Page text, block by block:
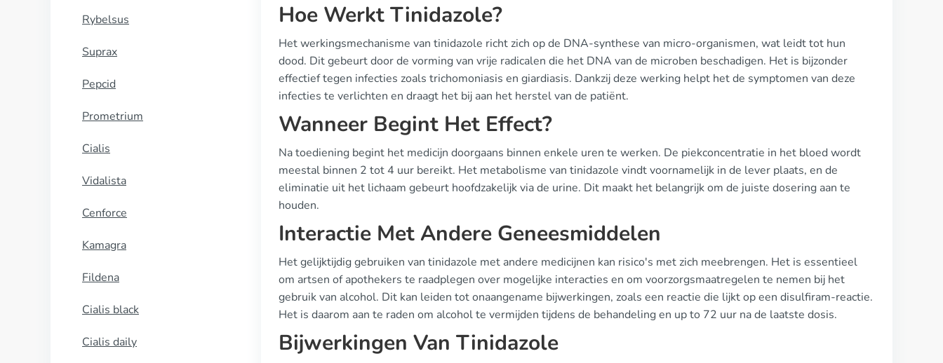
Rybelsus
Suprax
Pepcid
Prometrium
Cialis
Vidalista
Cenforce
Kamagra
Fildena
Cialis black
Cialis daily
Hoe Werkt Tinidazole?
Het werkingsmechanisme van tinidazole richt zich op de DNA-synthese van micro-organismen, wat leidt tot hun
dood. Dit gebeurt door de vorming van vrije radicalen die het DNA van de microben beschadigen. Het is bijzonder
effectief tegen infecties zoals trichomoniasis en giardiasis. Dankzij deze werking helpt het de symptomen van deze
infecties te verlichten en draagt het bij aan het herstel van de patiënt.
Wanneer Begint Het Effect?
Na toediening begint het medicijn doorgaans binnen enkele uren te werken. De piekconcentratie in het bloed wordt
meestal binnen 2 tot 4 uur bereikt. Het metabolisme van tinidazole vindt voornamelijk in de lever plaats, en de
eliminatie uit het lichaam gebeurt hoofdzakelijk via de urine. Dit maakt het belangrijk om de juiste dosering aan te
houden.
Interactie Met Andere Geneesmiddelen
Het gelijktijdig gebruiken van tinidazole met andere medicijnen kan risico's met zich meebrengen. Het is essentieel
om artsen of apothekers te raadplegen over mogelijke interacties en om voorzorgsmaatregelen te nemen bij het
gebruik van alcohol. Dit kan leiden tot onaangename bijwerkingen, zoals een reactie die lijkt op een disulfiram-reactie.
Het is daarom aan te raden om alcohol te vermijden tijdens de behandeling en up to 72 uur na de laatste dosis.
Bijwerkingen Van Tinidazole